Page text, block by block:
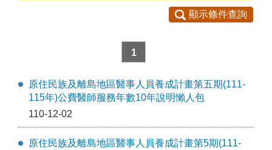
顯示條件查詢
1
原住民族及離島地區醫事人員養成計畫第五期(111-
115年)公費醫師服務年數10年說明懶人包
110-12-02
原住民族及離島地區醫事人員養成計畫第5期(111-